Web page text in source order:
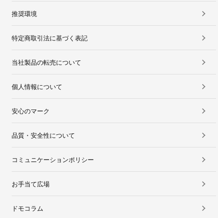
推奨環境
特定商取引法に基づく表記
当社製品の転売について
個人情報について
安心のマーク
品質・安全性について
コミュニケーションポリシー
お手当て広場
ドモコラム